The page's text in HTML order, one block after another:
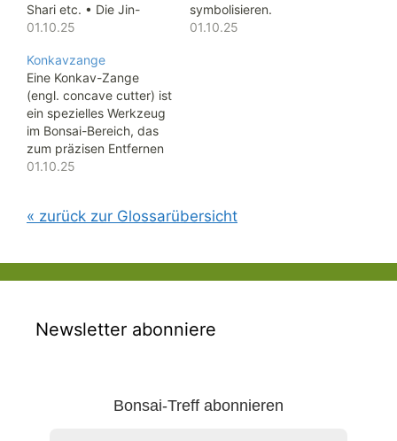
Shari etc. • Die Jin-
Zange hat starke, meist
denen man Rinde
abziehen kann,
Holzfasern ziehen kann,
kleine Äste entrinden
oder Draht abwickeln
und biegen kann. ⸻
Wofür braucht man sie?•
01.10.25
symbolisieren.
01.10.25
Konkavzange
Eine Konkav-Zange
(engl. concave cutter) ist
ein spezielles Werkzeug
im Bonsai-Bereich, das
zum präzisen Entfernen
von Ästen direkt am
Schneiden der Zange
eine leicht vertiefte
01.10.25
« zurück zur Glossarübersicht
Newsletter abonniere
Bonsai-Treff abonnieren